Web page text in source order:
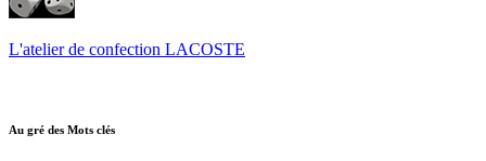
L'atelier de confection LACOSTE
Au gré des Mots clés